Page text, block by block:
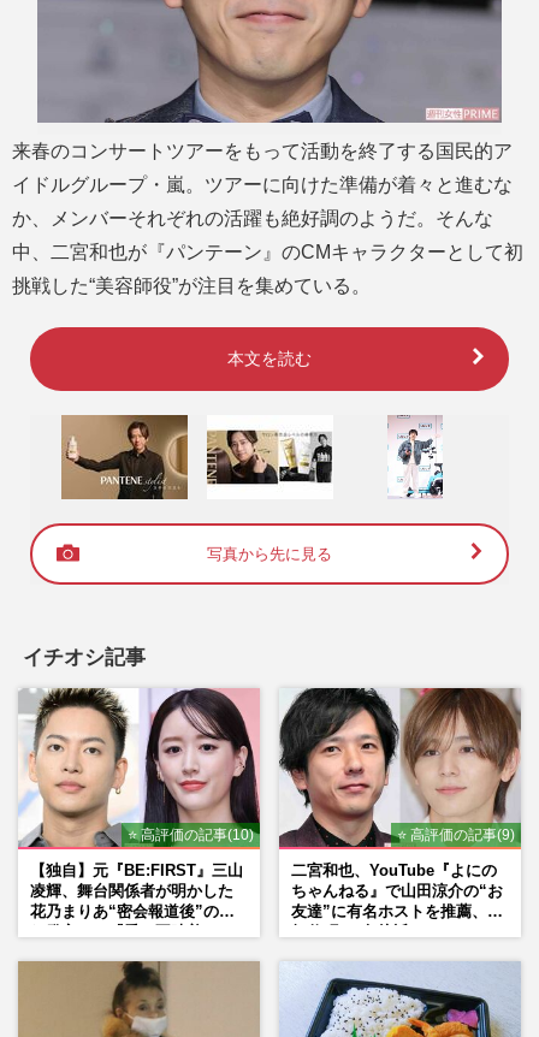
来春のコンサートツアーをもって活動を終了する国民的ア
イドルグループ・嵐。ツアーに向けた準備が着々と進むな
か、メンバーそれぞれの活躍も絶好調のようだ。そんな
中、二宮和也が『パンテーン』のCMキャラクターとして初
挑戦した“美容師役”が注目を集めている。
本文を読む
写真から先に見る
イチオシ記事
⭐ 高評価の記事(10)
【独自】元『BE:FIRST』三山
凌輝、舞台関係者が明かした
花乃まりあ“密会報道後”の呆
⭐ 高評価の記事(9)
二宮和也、YouTube『よにの
ちゃんねる』で山田涼介の“お
友達”に有名ホストを推薦、歌